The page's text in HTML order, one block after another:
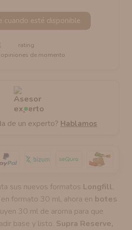
sus nuevos formatos Longfill,
formato 30 ml, ahora en botes
30 ml de aroma para que
base y listo. Supra Reserve,
cuando esté disponible
de momento
de un experto? Hablamos